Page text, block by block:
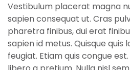
Vestibulum placerat magna
sapien consequat ut. Cras
pharetra finibus, dui erat
sapien id metus. Quisque
feugiat. Etiam quis congue